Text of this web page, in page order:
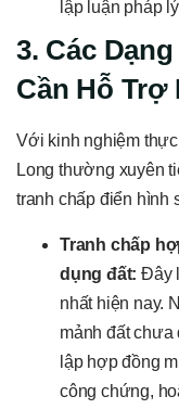
lập luận pháp
3. Các
Cần Hỗ Trợ
Với kinh nghiệm
Long thường xuyên
tranh chấp điển hình
Tranh chấp
dụng đất: Đây
nhất hiện nay.
mảnh đất chưa
lập hợp đồng
công chứng,